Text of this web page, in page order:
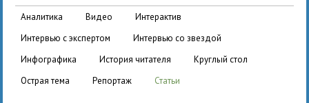
аналитика видео
интерактив
интервью с экспертом
интервью со звездой
инфографика
история читателя
круглый стол
острая тема
репортаж статьи